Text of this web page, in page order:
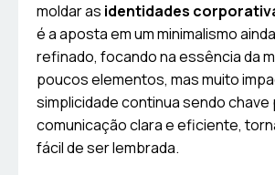
moldar as identidades
é a aposta em um minimalismo
refinado, focando na essência da
poucos elementos, mas muito
simplicidade continua sendo chave
comunicação clara e eficiente,
fácil de ser lembrada.